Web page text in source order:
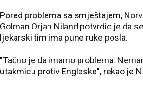
Pored problema sa smještajem,
Golman Orjan Niland potvrdio je da
ljekarski tim ima pune ruke posla.
"Tačno je da imamo problema.
utakmicu protiv Engleske", rekao je